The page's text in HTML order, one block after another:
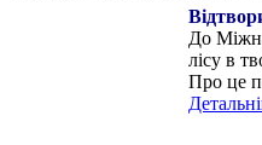
До
лісу в
Про це